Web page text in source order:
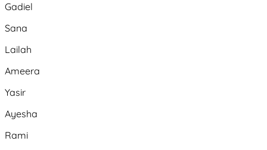
Gadiel
Sana
Lailah
Ameera
Yasir
Ayesha
Rami